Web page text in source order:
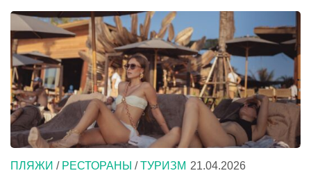
ПЛЯЖИ / РЕСТОРАНЫ /ТУРИЗМ 21.04.2026